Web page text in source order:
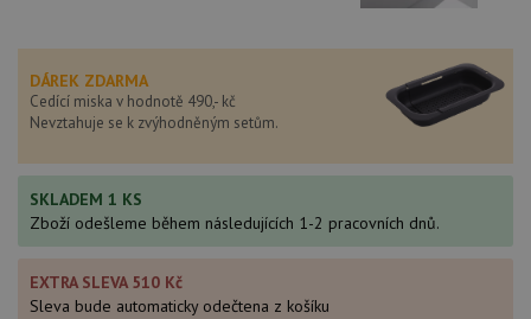
DÁREK ZDARMA
Cedící miska v hodnotě 490,- kč
Nevztahuje se k zvýhodněným setům.
SKLADEM 1 KS
Zboží odešleme během následujících 1-2 pracovních dnů.
EXTRA SLEVA 510 Kč
Sleva bude automaticky odečtena z košíku